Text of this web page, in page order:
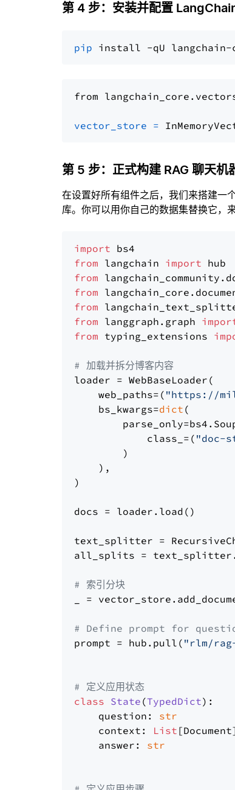
第 4 步：安装并配置
pip
from
vector_store =
第 5 步：正式构建 RAG 聊天机
在设置好所有组件之后，我们来搭建一
库。你可以用你自己的数据集替换它，
import
from langchain import
from
from
from
from langgraph.graph
from typing_extensions
# 加载并拆分博客内容
loader = WebBaseLoader(
    web_paths=(
"https://
    bs_kwargs=
dict (
            class_=(
"doc-
        )
    ),
)
docs = loader.load()
text_splitter =
all_splits =
# 索引分块
_ =
# Define prompt for
prompt = hub.pull( "rlm/
# 定义应用状态
class State (TypedDict):
    question:
str
    context:
List [Document]
    answer:
str